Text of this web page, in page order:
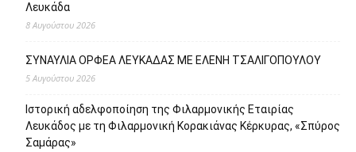
Λευκάδα
8 Αυγούστου 2026
ΣΥΝΑΥΛΙΑ ΟΡΦΕΑ ΛΕΥΚΑΔΑΣ ΜΕ ΕΛΕΝΗ ΤΣΑΛΙΓΟΠΟΥΛΟΥ
5 Αυγούστου 2026
Ιστορική αδελφοποίηση της Φιλαρμονικής Εταιρίας
Λευκάδος με τη Φιλαρμονική Κορακιάνας Κέρκυρας, «Σπύρος
Σαμάρας»